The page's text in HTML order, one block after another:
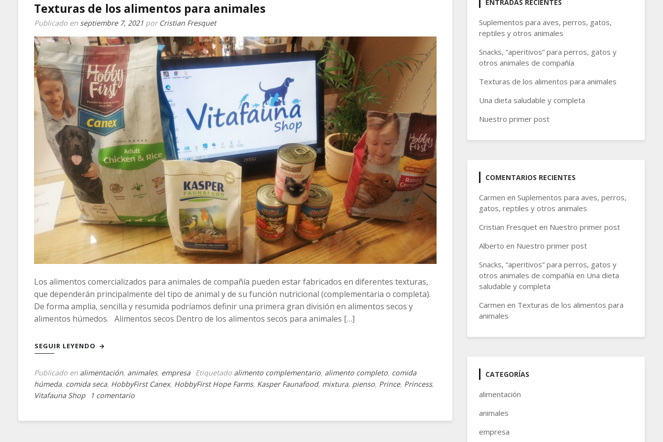
Texturas de los alimentos para animales
Publicado en septiembre 7, 2021 por Cristian Fresquet
Los alimentos comercializados para animales de compañía pueden estar fabricados en diferentes texturas,
que dependerán principalmente del tipo de animal y de su función nutricional (complementaria o completa).
De forma amplia, sencilla y resumida podríamos definir una primera gran división en alimentos secos y
alimentos húmedos. Alimentos secos Dentro de los alimentos secos para animales […]
SEGUIR LEYENDO
Publicado en alimentación, animales, empresa Etiquetado alimento complementario, alimento completo, comida
húmeda, comida seca, HobbyFirst Canex, HobbyFirst Hope Farms, Kasper Faunafood, mixtura, pienso, Prince, Princess,
Vitafauna Shop
1 comentarioen
ENTRADAS RECIENTES
Suplementos para aves, perros, gatos,
reptiles y otros animales
Snacks, “aperitivos” para perros, gatos y
otros animales de compañía
Texturas de los alimentos para animales
Una dieta saludable y completa
Nuestro primer post
COMENTARIOS RECIENTES
Carmen en Suplementos para aves, perros,
gatos, reptiles y otros animales
Cristian Fresquet en Nuestro primer post
Alberto en Nuestro primer post
Snacks, “aperitivos” para perros, gatos y
otros animales de compañía en Una dieta
saludable y completa
Carmen en Texturas de los alimentos para
animales
CATEGORÍAS
alimentación
animales
empresa